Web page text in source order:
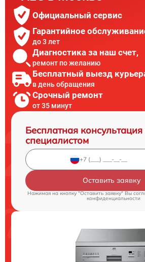
Официальный сервис
Гарантийное
до 3 лет
Диагностика за наш счет,
ремонт по желанию
Бесплатный выезд
в день обращения
Срочный ремонт
от 35 минут
Бесплатная консультация
специалистом
Оставить заявку
Нажимая на кнопку "Оставить заявку" Вы
конфиденциальности